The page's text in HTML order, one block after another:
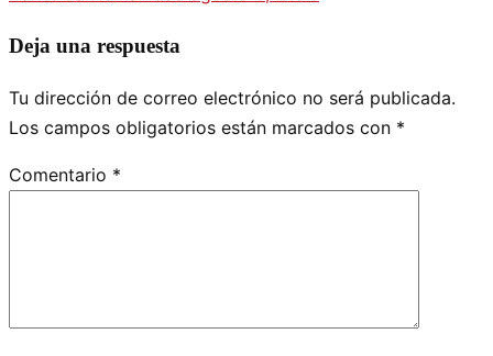
Deja una respuesta
Tu dirección de correo electrónico no será publicada.
Los campos obligatorios están marcados con *
Comentario *